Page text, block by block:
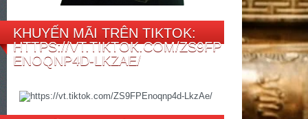
KHUYẾN MÃI TRÊN TIKTOK:
HTTPS://VT.TIKTOK.COM/ZS9FP
ENOQNP4D-LKZAE/